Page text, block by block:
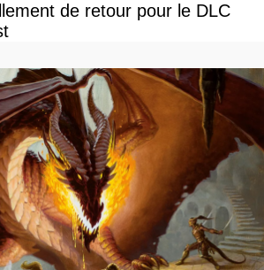
de retour pour le DLC